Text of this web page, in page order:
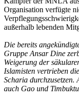
Organisation verfügte
außerhalb lebenden
Die bereits
Gruppe Ansar Dine
Weigerung der
Islamisten vertrieben
Scharia
auch Gao und